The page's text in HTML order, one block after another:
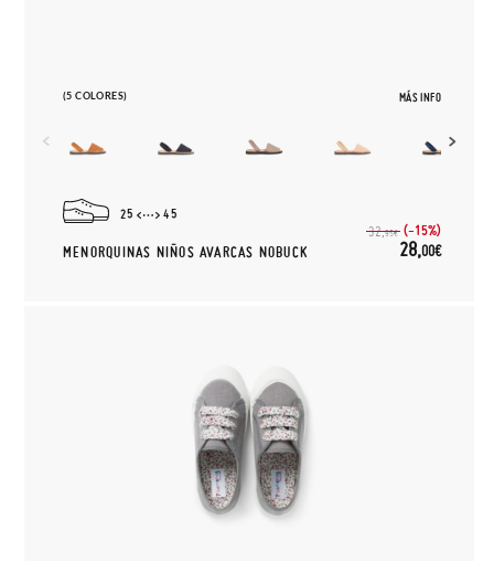
(5 COLORES) MÁS INFO
25 45
MENORQUINAS NIÑOS AVARCAS NOBUCK
32,95€ (-15%)
28,00€